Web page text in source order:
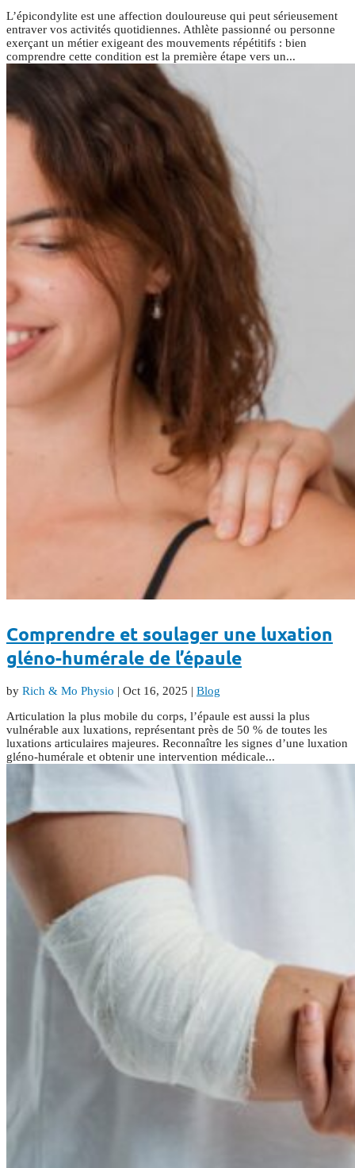
L’épicondylite est une affection douloureuse qui peut sérieusement
entraver vos activités quotidiennes. Athlète passionné ou personne
exerçant un métier exigeant des mouvements répétitifs : bien
comprendre cette condition est la première étape vers un...
Comprendre et soulager une luxation
gléno-humérale de l’épaule
by Rich & Mo Physio | Oct 16, 2025 | Blog
Articulation la plus mobile du corps, l’épaule est aussi la plus
vulnérable aux luxations, représentant près de 50 % de toutes les
luxations articulaires majeures. Reconnaître les signes d’une luxation
gléno-humérale et obtenir une intervention médicale...